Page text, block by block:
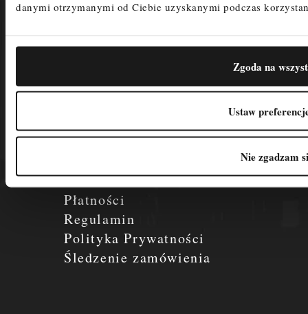
danymi otrzymanymi od Ciebie uzyskanymi podczas
Zgoda na
Ustaw
Nie zgadzam
Warunki transakcji
O nas
Płatności
Regulamin
Polityka Prywatności
Śledzenie zamówienia
87-600 Lipno
Polska